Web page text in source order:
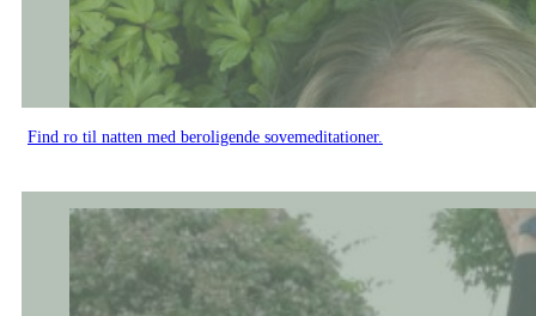
Find ro til natten med beroligende sovemeditationer.